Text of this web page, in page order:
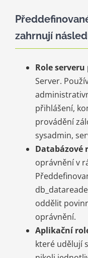
zahrnují
Role serveru
Server.
přihlášení,
provádění
sysadmin,
Databázové
oprávnění v
oddělit
oprávnění.
Aplikační
které udělují